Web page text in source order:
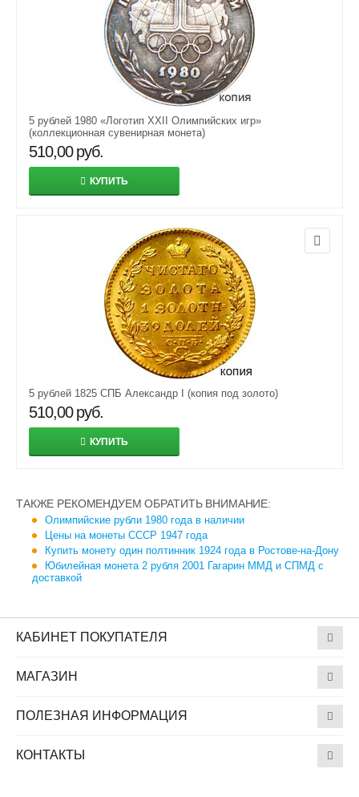
5 рублей 1980 «Логотип XXII Олимпийских игр»
(коллекционная сувенирная монета)
510,00 руб.
КУПИТЬ
5 рублей 1825 СПБ Александр I (копия под золото)
510,00 руб.
КУПИТЬ
ТАКЖЕ РЕКОМЕНДУЕМ ОБРАТИТЬ ВНИМАНИЕ:
Олимпийские рубли 1980 года в наличии
Цены на монеты СССР 1947 года
Купить монету один полтинник 1924 года в Ростове-на-Дону
Юбилейная монета 2 рубля 2001 Гагарин ММД и СПМД с
доставкой
КАБИНЕТ ПОКУПАТЕЛЯ
МАГАЗИН
ПОЛЕЗНАЯ ИНФОРМАЦИЯ
КОНТАКТЫ